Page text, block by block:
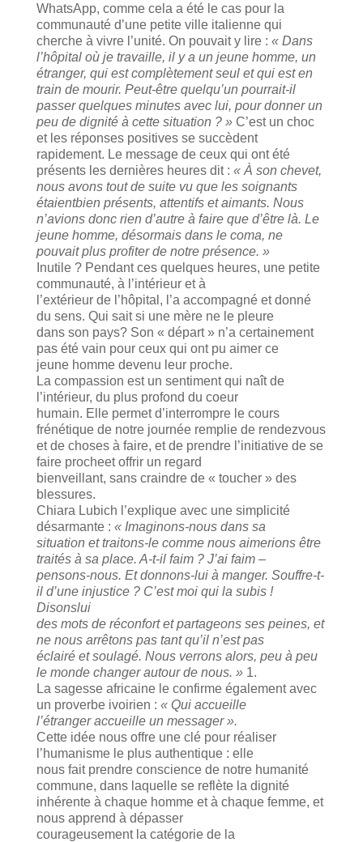
WhatsApp, comme cela a été le cas pour la
communauté d’une petite ville italienne qui
cherche à vivre l’unité. On pouvait y lire : « Dans
l’hôpital où je travaille, il y a un jeune homme, un
étranger, qui est complètement seul et qui est en
train de mourir. Peut-être quelqu’un pourrait-il
passer quelques minutes avec lui, pour donner un
peu de dignité à cette situation ? »C’est un choc
et les réponses positives se succèdent
rapidement. Le message de ceux qui ont été
présents les dernières heures dit : « À son chevet,
nous avons tout de suite vu que les soignants
étaientbien présents, attentifs et aimants. Nous
n’avions donc rien d’autre à faire que d’être là. Le
jeune homme, désormais dans le coma, ne
pouvait plus profiter de notre présence. »
Inutile ? Pendant ces quelques heures, une petite
communauté, à l’intérieur et à
l’extérieur de l’hôpital, l’a accompagné et donné
du sens. Qui sait si une mère ne le pleure
dans son pays? Son « départ » n’a certainement
pas été vain pour ceux qui ont pu aimer ce
jeune homme devenu leur proche.
La compassion est un sentiment qui naît de
l’intérieur, du plus profond du coeur
humain. Elle permet d’interrompre le cours
frénétique de notre journée remplie de rendezvous
et de choses à faire, et de prendre l’initiative de se
faire procheet offrir un regard
bienveillant, sans craindre de « toucher » des
blessures.
Chiara Lubich l’explique avec une simplicité
désarmante : «Imaginons-nous dans sa
situation et traitons-le comme nous aimerions être
traités à sa place. A-t-il faim ? J’ai faim –
pensons-nous. Et donnons-lui à manger. Souffre-t-
il d’une injustice ? C’est moi qui la subis !
Disonslui
des mots de réconfort et partageons ses peines, et
ne nous arrêtons pas tant qu’il n’est pas
éclairé et soulagé. Nous verrons alors, peu à peu
le monde changer autour de nous. » 1.
La sagesse africaine le confirme également avec
un proverbe ivoirien : « Qui accueille
l’étranger accueille un messager ».
Cette idée nous offre une clé pour réaliser
l’humanisme le plus authentique : elle
nous fait prendre conscience de notre humanité
commune, dans laquelle se reflète la dignité
inhérente à chaque homme et à chaque femme, et
nous apprend à dépasser
courageusement la catégorie de la